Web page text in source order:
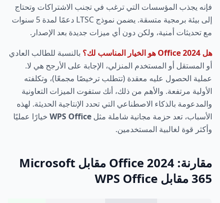
فإنه يجذب المؤسسات التي ترغب في تجنب الاشتراكات وتحتاج
إلى بيئة برمجية متسقة. يضمن نموذج LTSC دعمًا لمدة 5 سنوات
مع تحديثات أمنية، ولكن دون أي ميزات جديدة بعد الإصدار.
هل Office 2024 هو الخيار المناسب لك؟
بالنسبة للطالب العادي
أو المستقل أو المستخدم المنزلي، الإجابة على الأرجح هي لا.
عملية الحصول عليه معقدة (تتطلب ترخيصًا مجمعًا)، وتكلفته
الأولية مرتفعة. والأهم من ذلك، أنك ستفوت الميزات التعاونية
والمدعومة بالذكاء الاصطناعي التي تحدد الإنتاجية الحديثة. لهذه
الأسباب، تعد حزمة مجانية شاملة مثل WPS Office خيارًا عمليًا
وأكثر قوة لغالبية المستخدمين.
مقارنة: Office 2024 مقابل Microsoft
365 مقابل WPS Office